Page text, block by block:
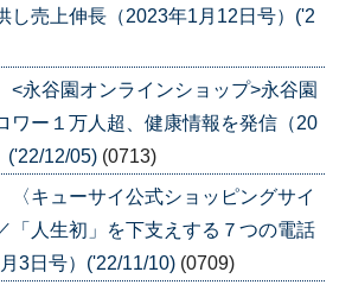
し売上伸長（2023年1月12日号）('2
<永谷園オンラインショップ>永谷園
ワー１万人超、健康情報を発信（20
('22/12/05) (0713)
〈キューサイ公式ショッピングサイ
「人生初」を下支えする７つの電話
3日号）('22/11/10) (0709)